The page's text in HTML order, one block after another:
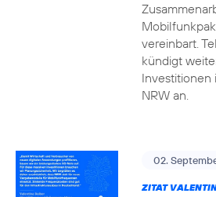
vereinbart.
kündigt
Investitionen
NRW an.
02.
ZITAT